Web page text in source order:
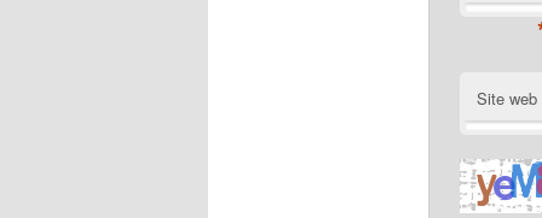
Site web